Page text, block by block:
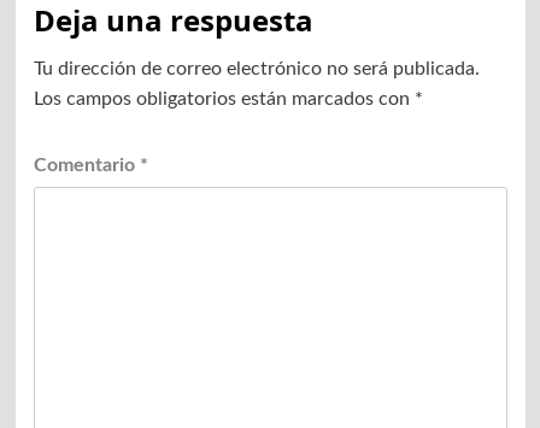
Deja una respuesta
Tu dirección de correo electrónico no será publicada.
Los campos obligatorios están marcados con *
Comentario *